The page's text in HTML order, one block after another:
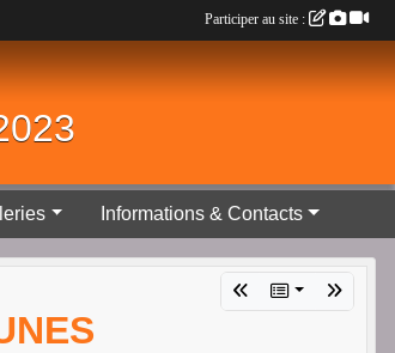
Informations & Contacts
Participer au site :